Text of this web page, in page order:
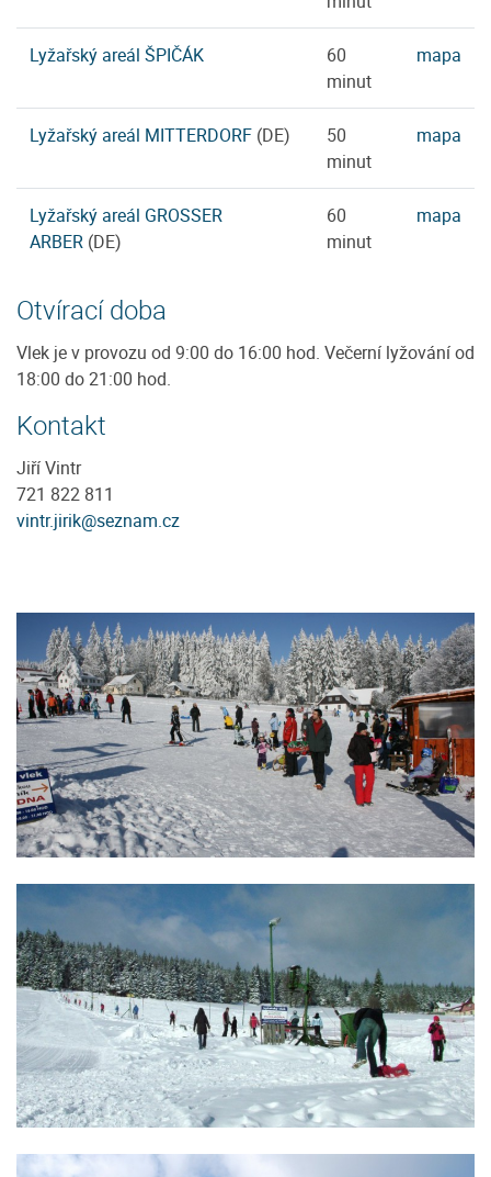
Lyžařský areál ŠPIČÁK
60
minut
mapa
Lyžařský areál MITTERDORF (DE)
50
minut
mapa
Lyžařský areál GROSSER
ARBER (DE)
60
minut
mapa
Otvírací doba
Vlek je v provozu od 9:00 do 16:00 hod. Večerní lyžování od
18:00 do 21:00 hod.
Kontakt
Jiří Vintr
721 822 811
vintr.jirik@seznam.cz